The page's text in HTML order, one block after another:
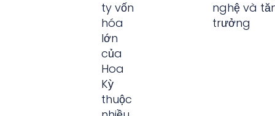
ty vốn
hóa
lớn
của
Hoa
Kỳ
thuộc
nghệ và
trưởng